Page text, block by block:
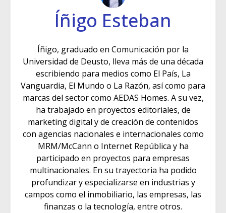
Íñigo Esteban
Íñigo, graduado en Comunicación por la
Universidad de Deusto, lleva más de una década
escribiendo para medios como El País, La
Vanguardia, El Mundo o La Razón, así como para
marcas del sector como AEDAS Homes. A su vez,
ha trabajado en proyectos editoriales, de
marketing digital y de creación de contenidos
con agencias nacionales e internacionales como
MRM/McCann o Internet República y ha
participado en proyectos para empresas
multinacionales. En su trayectoria ha podido
profundizar y especializarse en industrias y
campos como el inmobiliario, las empresas, las
finanzas o la tecnología, entre otros.